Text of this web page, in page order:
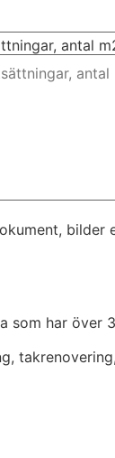
antal
bilder
som har över